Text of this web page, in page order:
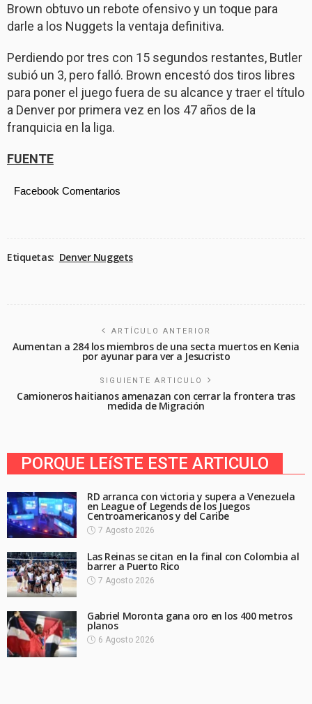
Brown obtuvo un rebote ofensivo y un toque para
darle a los Nuggets la ventaja definitiva.
Perdiendo por tres con 15 segundos restantes, Butler
subió un 3, pero falló. Brown encestó dos tiros libres
para poner el juego fuera de su alcance y traer el título
a Denver por primera vez en los 47 años de la
franquicia en la liga.
FUENTE
Facebook Comentarios
Etiquetas: Denver Nuggets
ARTÍCULO ANTERIOR
Aumentan a 284 los miembros de una secta muertos en Kenia
por ayunar para ver a Jesucristo
SIGUIENTE ARTICULO
Camioneros haitianos amenazan con cerrar la frontera tras
medida de Migración
PORQUE LEíSTE ESTE ARTICULO
RD arranca con victoria y supera a Venezuela
en League of Legends de los Juegos
Centroamericanos y del Caribe
7 Agosto 2026
Las Reinas se citan en la final con Colombia al
barrer a Puerto Rico
7 Agosto 2026
Gabriel Moronta gana oro en los 400 metros
planos
6 Agosto 2026